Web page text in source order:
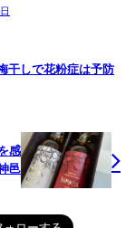
干しで花粉症は予防
感
邑